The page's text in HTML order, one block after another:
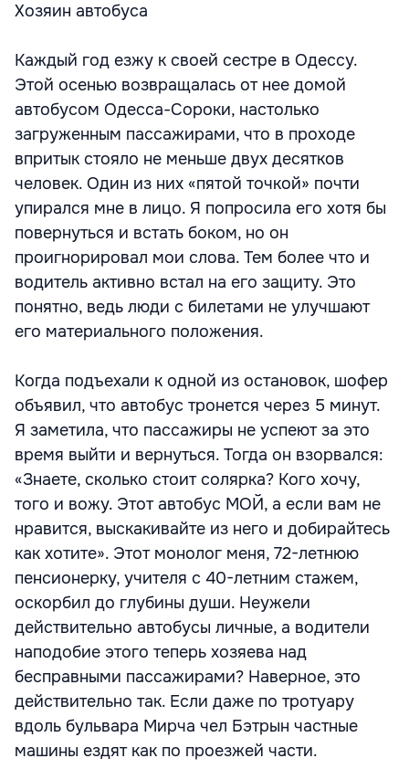
Хозяин автобуса
Каждый год езжу к своей сестре в Одессу.
Этой осенью возвращалась от нее домой
автобусом Одесса-Сороки, настолько
загруженным пассажирами, что в проходе
впритык стояло не меньше двух десятков
человек. Один из них «пятой точкой» почти
упирался мне в лицо. Я попросила его хотя бы
повернуться и встать боком, но он
проигнорировал мои слова. Тем более что и
водитель активно встал на его защиту. Это
понятно, ведь люди с билетами не улучшают
его материального положения.
Когда подъехали к одной из остановок, шофер
объявил, что автобус тронется через 5 минут.
Я заметила, что пассажиры не успеют за это
время выйти и вернуться. Тогда он взорвался:
«Знаете, сколько стоит солярка? Кого хочу,
того и вожу. Этот автобус МОЙ, а если вам не
нравится, выскакивайте из него и добирайтесь
как хотите». Этот монолог меня, 72-летнюю
пенсионерку, учителя с 40-летним стажем,
оскорбил до глубины души. Неужели
действительно автобусы личные, а водители
наподобие этого теперь хозяева над
бесправными пассажирами? Наверное, это
действительно так. Если даже по тротуару
вдоль бульвара Мирча чел Бэтрын частные
машины ездят как по проезжей части.